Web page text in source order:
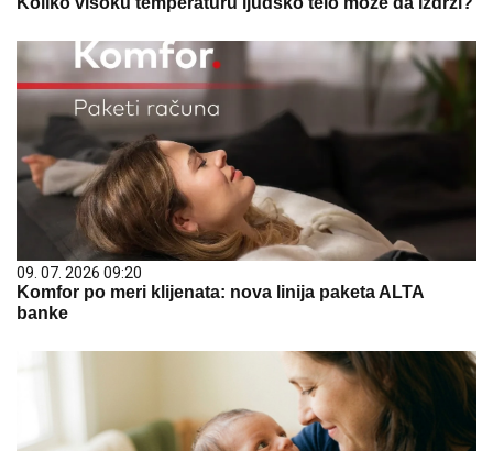
09. 07. 2026 09:20
Komfor po meri klijenata: nova linija paketa ALTA
banke